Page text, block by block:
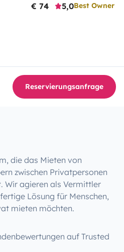
€ 74
5,0Best Owner
Reservierungsanfrage
die das Mieten von
zwischen Privatpersonen
Wir agieren als Vermittler
Lösung für Menschen,
mieten möchten.
auf Trusted